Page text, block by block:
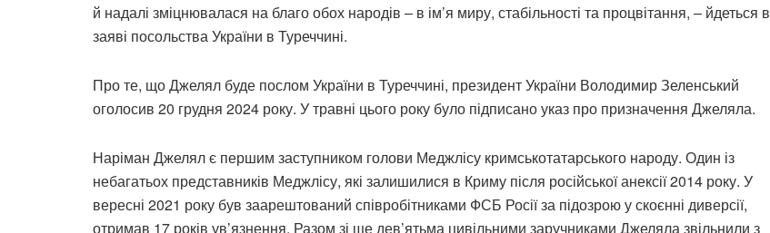
й надалі зміцнювалася на благо обох народів – в ім’я миру, стабільності та процвітання, – йдеться в
заяві посольства України в Туреччині.
Про те, що Джелял буде послом України в Туреччині, президент України Володимир Зеленський
оголосив 20 грудня 2024 року. У травні цього року було підписано указ про призначення Джеляла.
Наріман Джелял є першим заступником голови Меджлісу кримськотатарського народу. Один із
небагатьох представників Меджлісу, які залишилися в Криму після російської анексії 2014 року. У
вересні 2021 року був заарештований співробітниками ФСБ Росії за підозрою у скоєнні диверсії,
отримав 17 років ув’язнення. Разом зі ще дев’ятьма цивільними заручниками Джеляла звільнили з